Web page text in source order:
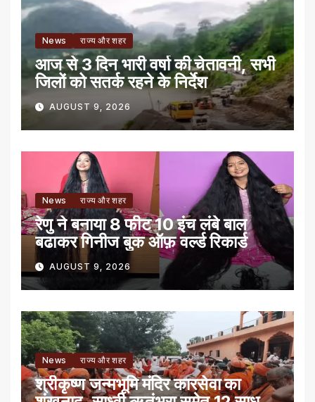
News राज्य और शहर
आज से 3 दिन भारी वर्षा की चेतावनी, सभी
जिलों को सतर्क रहने के निर्देश
AUGUST 9, 2026
News राज्य और शहर
रेणु ने बनाया 8 फीट 10 इंच लंबे बाल
बढाकर गिनीज बुक ऑफ़ वर्ल्ड रिकार्ड
AUGUST 9, 2026
News राज्य और शहर
श्रीकृष्ण जन्मभूमि मंदिर कारसेवा का